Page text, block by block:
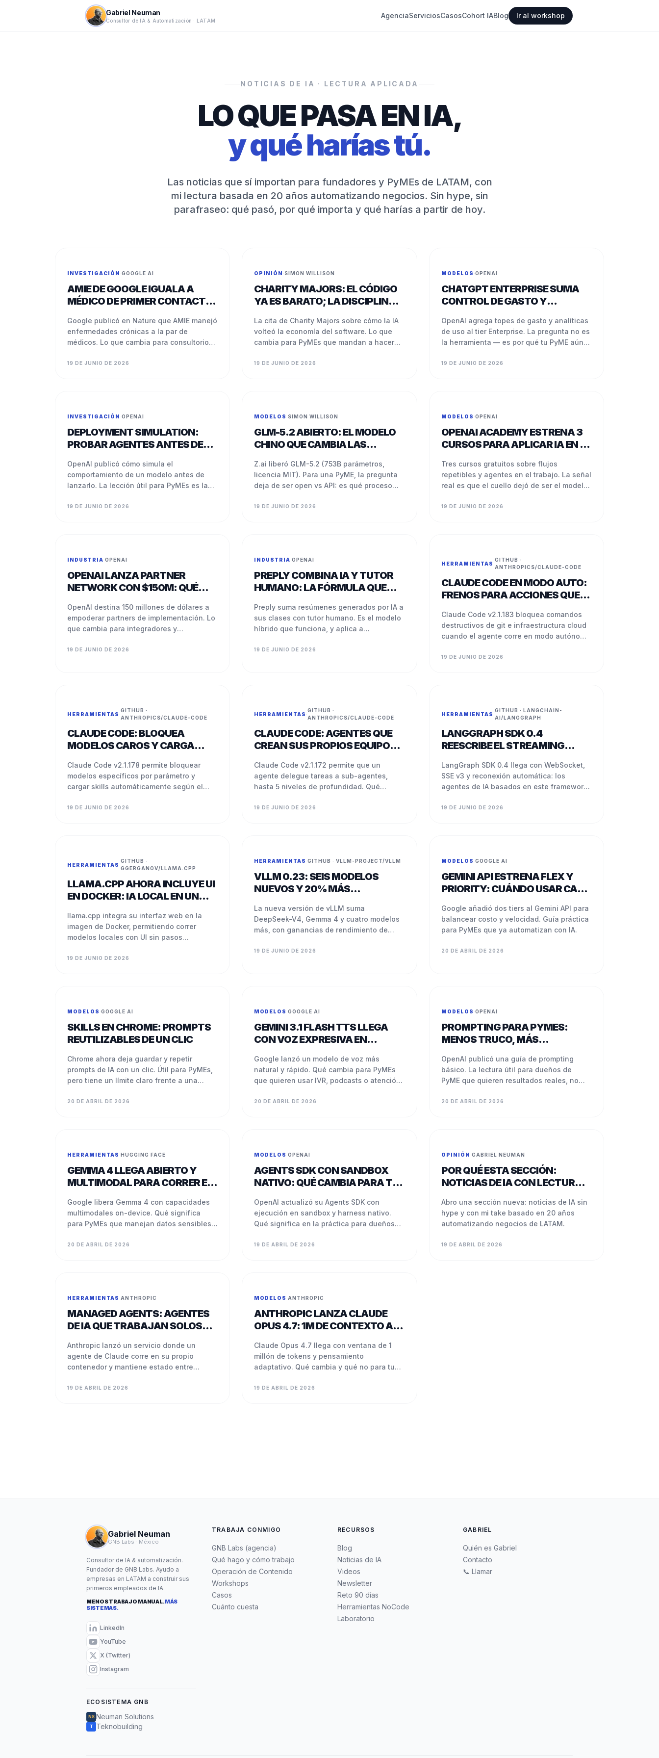
Gabriel Neuman
Consultor de IA & Automatización · LATAM
AgenciaServiciosCasosCohort IABlog Ir al workshop
NOTICIAS DE IA · LECTURA APLICADA
LO QUE PASA EN IA,
y qué harías tú.
Las noticias que sí importan para fundadores y PyMEs de LATAM, con
mi lectura basada en 20 años automatizando negocios. Sin hype, sin
parafraseo: qué pasó, por qué importa y qué harías a partir de hoy.
INVESTIGACIÓN ·GOOGLE AI
AMIE DE GOOGLE IGUALA A
MÉDICO DE PRIMER CONTACTO
Google publicó en Nature que AMIE manejó
enfermedades crónicas a la par de
médicos. Lo que cambia para consultorios
19 DE JUNIO DE 2026
OPINIÓN ·SIMON WILLISON
CHARITY MAJORS: EL CÓDIGO
YA ES BARATO; LA DISCIPLINA,
La cita de Charity Majors sobre cómo la IA
volteó la economía del software. Lo que
cambia para PyMEs que mandan a hacer
19 DE JUNIO DE 2026
MODELOS ·OPENAI
CHATGPT ENTERPRISE SUMA
CONTROL DE GASTO Y
OpenAI agrega topes de gasto y analíticas
de uso al tier Enterprise. La pregunta no es
la herramienta — es por qué tu PyME aún
19 DE JUNIO DE 2026
INVESTIGACIÓN ·OPENAI
DEPLOYMENT SIMULATION:
PROBAR AGENTES ANTES DE
OpenAI publicó cómo simula el
comportamiento de un modelo antes de
lanzarlo. La lección útil para PyMEs es la
19 DE JUNIO DE 2026
MODELOS ·SIMON WILLISON
GLM-5.2 ABIERTO: EL MODELO
CHINO QUE CAMBIA LAS
Z.ai liberó GLM-5.2 (753B parámetros,
licencia MIT). Para una PyME, la pregunta
deja de ser open vs API: es qué proceso
19 DE JUNIO DE 2026
MODELOS ·OPENAI
OPENAI ACADEMY ESTRENA 3
CURSOS PARA APLICAR IA EN EL
Tres cursos gratuitos sobre flujos
repetibles y agentes en el trabajo. La señal
real es que el cuello dejó de ser el modelo
19 DE JUNIO DE 2026
INDUSTRIA·OPENAI
OPENAI LANZA PARTNER
NETWORK CON $150M: QUÉ
OpenAI destina 150 millones de dólares a
empoderar partners de implementación. Lo
que cambia para integradores y
19 DE JUNIO DE 2026
INDUSTRIA·OPENAI
PREPLY COMBINA IA Y TUTOR
HUMANO: LA FÓRMULA QUE
Preply suma resúmenes generados por IA a
sus clases con tutor humano. Es el modelo
híbrido que funciona, y aplica a
19 DE JUNIO DE 2026
HERRAMIENTAS ·
GITHUB ·
ANTHROPICS/CLAUDE-CODE
CLAUDE CODE EN MODO AUTO:
FRENOS PARA ACCIONES QUE
Claude Code v2.1.183 bloquea comandos
destructivos de git e infraestructura cloud
cuando el agente corre en modo autónomo
19 DE JUNIO DE 2026
HERRAMIENTAS ·
GITHUB ·
ANTHROPICS/CLAUDE-CODE
CLAUDE CODE: BLOQUEA
MODELOS CAROS Y CARGA
Claude Code v2.1.178 permite bloquear
modelos específicos por parámetro y
cargar skills automáticamente según el
más contexto por proyecto.
19 DE JUNIO DE 2026
HERRAMIENTAS ·
GITHUB ·
ANTHROPICS/CLAUDE-CODE
CLAUDE CODE: AGENTES QUE
CREAN SUS PROPIOS EQUIPOS
Claude Code v2.1.172 permite que un
agente delegue tareas a sub-agentes,
hasta 5 niveles de profundidad. Qué
PyMEs.
19 DE JUNIO DE 2026
HERRAMIENTAS ·
GITHUB · LANGCHAIN-
AI/LANGGRAPH
LANGGRAPH SDK 0.4
REESCRIBE EL STREAMING
LangGraph SDK 0.4 llega con WebSocket,
SSE v3 y reconexión automática: los
agentes de IA basados en este framework
19 DE JUNIO DE 2026
HERRAMIENTAS ·
GITHUB ·
GGERGANOV/LLAMA.CPP
LLAMA.CPP AHORA INCLUYE UI
EN DOCKER: IA LOCAL EN UN
llama.cpp integra su interfaz web en la
imagen de Docker, permitiendo correr
modelos locales con UI sin pasos
19 DE JUNIO DE 2026
HERRAMIENTAS ·GITHUB · VLLM-PROJECT/VLLM
VLLM 0.23: SEIS MODELOS
NUEVOS Y 20% MÁS
La nueva versión de vLLM suma
DeepSeek-V4, Gemma 4 y cuatro modelos
más, con ganancias de rendimiento de
19 DE JUNIO DE 2026
MODELOS ·GOOGLE AI
GEMINI API ESTRENA FLEX Y
PRIORITY: CUÁNDO USAR CADA
Google añadió dos tiers al Gemini API para
balancear costo y velocidad. Guía práctica
para PyMEs que ya automatizan con IA.
20 DE ABRIL DE 2026
MODELOS ·GOOGLE AI
SKILLS EN CHROME: PROMPTS
REUTILIZABLES DE UN CLIC
Chrome ahora deja guardar y repetir
prompts de IA con un clic. Útil para PyMEs,
pero tiene un límite claro frente a una
20 DE ABRIL DE 2026
MODELOS ·GOOGLE AI
GEMINI 3.1 FLASH TTS LLEGA
CON VOZ EXPRESIVA EN
Google lanzó un modelo de voz más
natural y rápido. Qué cambia para PyMEs
que quieren usar IVR, podcasts o atención
20 DE ABRIL DE 2026
MODELOS ·OPENAI
PROMPTING PARA PYMES:
MENOS TRUCO, MÁS
OpenAI publicó una guía de prompting
básico. La lectura útil para dueños de
PyME que quieren resultados reales, no
20 DE ABRIL DE 2026
HERRAMIENTAS ·HUGGING FACE
GEMMA 4 LLEGA ABIERTO Y
MULTIMODAL PARA CORRER EN
Google libera Gemma 4 con capacidades
multimodales on-device. Qué significa
para PyMEs que manejan datos sensibles y
20 DE ABRIL DE 2026
MODELOS ·OPENAI
AGENTS SDK CON SANDBOX
NATIVO: QUÉ CAMBIA PARA TU
OpenAI actualizó su Agents SDK con
ejecución en sandbox y harness nativo.
Qué significa en la práctica para dueños
19 DE ABRIL DE 2026
OPINIÓN ·GABRIEL NEUMAN
POR QUÉ ESTA SECCIÓN:
NOTICIAS DE IA CON LECTURA
Abro una sección nueva: noticias de IA sin
hype y con mi take basado en 20 años
automatizando negocios de LATAM.
19 DE ABRIL DE 2026
HERRAMIENTAS ·ANTHROPIC
MANAGED AGENTS: AGENTES
DE IA QUE TRABAJAN SOLOS
Anthropic lanzó un servicio donde un
agente de Claude corre en su propio
contenedor y mantiene estado entre
esto.
19 DE ABRIL DE 2026
MODELOS ·ANTHROPIC
ANTHROPIC LANZA CLAUDE
OPUS 4.7: 1M DE CONTEXTO AL
Claude Opus 4.7 llega con ventana de 1
millón de tokens y pensamiento
adaptativo. Qué cambia y qué no para tu
19 DE ABRIL DE 2026
Gabriel Neuman
GNB Labs · México
Consultor de IA & automatización.
Fundador de GNB Labs. Ayudo a
empresas en LATAM a construir sus
primeros empleados de IA.
MENOS TRABAJO MANUAL.MÁS
SISTEMAS.
LinkedIn
YouTube
X (Twitter)
Instagram
ECOSISTEMA GNB
NS Neuman Solutions
T Teknobuilding
TRABAJA CONMIGO
GNB Labs (agencia)
Qué hago y cómo trabajo
Operación de Contenido
Workshops
Casos
Cuánto cuesta
RECURSOS
Blog
Noticias de IA
Videos
Newsletter
Reto 90 días
Herramientas NoCode
Laboratorio
GABRIEL
Quién es Gabriel
Contacto
📞 Llamar